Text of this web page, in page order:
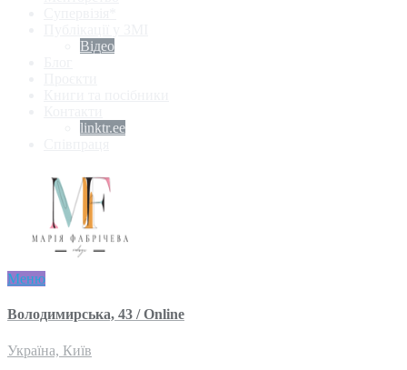
Відео
linktr.ee
Меню
Володимирська, 43 / Online
Україна, Київ